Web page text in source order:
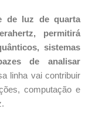
de luz de quarta
permitirá
sistemas
de analisar
linha vai contribuir
computação e